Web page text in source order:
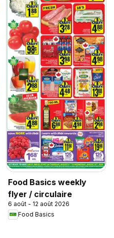
Food Basics weekly
flyer / circulaire
6 août - 12 août 2026
Food Basics